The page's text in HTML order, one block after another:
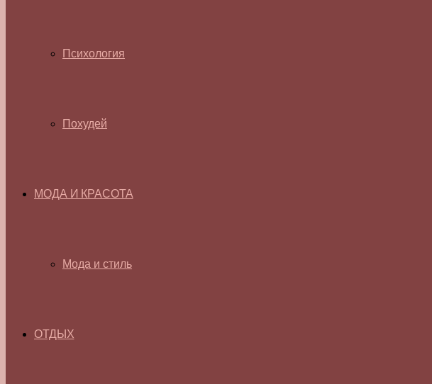
Психология
Похудей
МОДА И КРАСОТА
Мода и стиль
ОТДЫХ